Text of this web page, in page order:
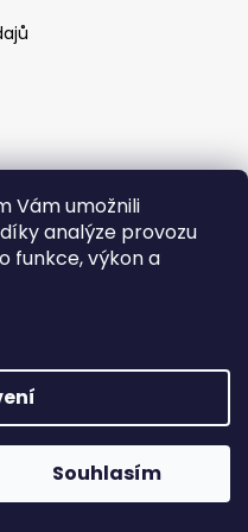
Vám umožnili
analýze provozu
funkce, výkon a
Souhlasím
. Všechna práva
cookies